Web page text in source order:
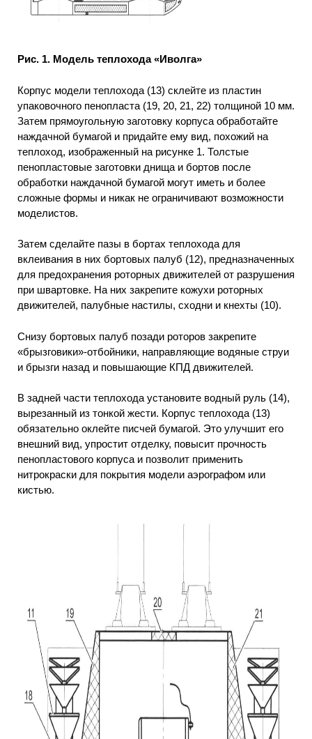
Рис. 1. Модель теплохода «Иволга»
Корпус модели теплохода (13) склейте из пластин
упаковочного пенопласта (19, 20, 21, 22) толщиной 10 мм.
Затем прямоугольную заготовку корпуса обработайте
наждачной бумагой и придайте ему вид, похожий на
теплоход, изображенный на рисунке 1. Толстые
пенопластовые заготовки днища и бортов после
обработки наждачной бумагой могут иметь и более
сложные формы и никак не ограничивают возможности
моделистов.
Затем сделайте пазы в бортах теплохода для
вклеивания в них бортовых палуб (12), предназначенных
для предохранения роторных движителей от разрушения
при швартовке. На них закрепите кожухи роторных
движителей, палубные настилы, сходни и кнехты (10).
Снизу бортовых палуб позади роторов закрепите
«брызговики»-отбойники, направляющие водяные струи
и брызги назад и повышающие КПД движителей.
В задней части теплохода установите водный руль (14),
вырезанный из тонкой жести. Корпус теплохода (13)
обязательно оклейте писчей бумагой. Это улучшит его
внешний вид, упростит отделку, повысит прочность
пенопластового корпуса и позволит применить
нитрокраски для покрытия модели аэрографом или
кистью.